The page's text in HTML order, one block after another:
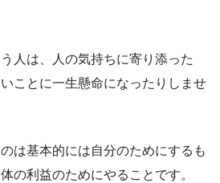
人は、人の気持ちに寄り添った
ことに一生懸命になったりしませ
は基本的には自分のためにするも
の利益のためにやることです。